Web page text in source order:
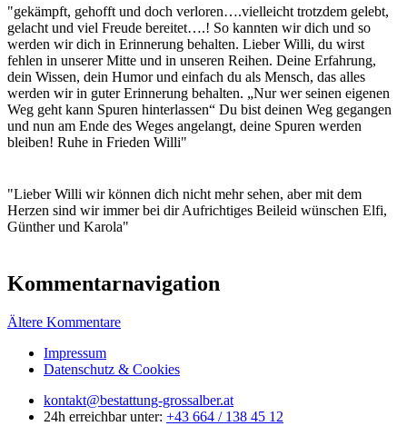
"gekämpft, gehofft und doch verloren….vielleicht trotzdem gelebt,
gelacht und viel Freude bereitet….! So kannten wir dich und so
werden wir dich in Erinnerung behalten. Lieber Willi, du wirst
fehlen in unserer Mitte und in unseren Reihen. Deine Erfahrung,
dein Wissen, dein Humor und einfach du als Mensch, das alles
werden wir in guter Erinnerung behalten. „Nur wer seinen eigenen
Weg geht kann Spuren hinterlassen“ Du bist deinen Weg gegangen
und nun am Ende des Weges angelangt, deine Spuren werden
bleiben! Ruhe in Frieden Willi"
"Lieber Willi wir können dich nicht mehr sehen, aber mit dem
Herzen sind wir immer bei dir Aufrichtiges Beileid wünschen Elfi,
Günther und Karola"
Kommentarnavigation
Ältere Kommentare
Impressum
Datenschutz & Cookies
kontakt@bestattung-grossalber.at
24h erreichbar unter: +43 664 / 138 45 12